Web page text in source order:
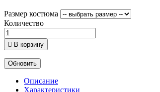
Размер костюма
Количество
 В корзину
Описание
Характеристики